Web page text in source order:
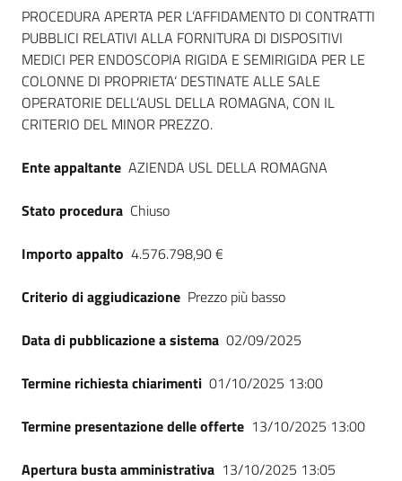
English
site
su
Dati del bando
PROCEDURA APERTA PER L’AFFIDAMENTO DI CONTRATTI
PUBBLICI RELATIVI ALLA FORNITURA DI DISPOSITIVI
MEDICI PER ENDOSCOPIA RIGIDA E SEMIRIGIDA PER LE
COLONNE DI PROPRIETA‘ DESTINATE ALLE SALE
OPERATORIE DELL’AUSL DELLA ROMAGNA, CON IL
CRITERIO DEL MINOR PREZZO.
Ente appaltante AZIENDA USL DELLA ROMAGNA
Stato procedura Chiuso
Importo appalto 4.576.798,90 €
Criterio di aggiudicazione Prezzo più basso
Data di pubblicazione a sistema 02/09/2025
Termine richiesta chiarimenti 01/10/2025 13:00
Termine presentazione delle offerte 13/10/2025 13:00
Apertura busta amministrativa 13/10/2025 13:05